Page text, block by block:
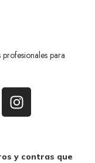
para
y contras que